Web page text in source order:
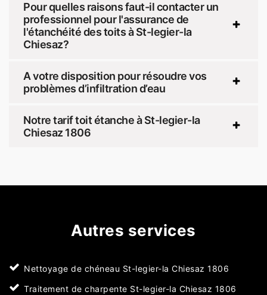
Pour quelles raisons faut-il contacter un
professionnel pour l'assurance de
l'étanchéité des toits à St-legier-la
Chiesaz?
A votre disposition pour résoudre vos
problèmes d’infiltration d’eau
Notre tarif toit étanche à St-legier-la
Chiesaz 1806
Autres services
Nettoyage de chéneau St-legier-la Chiesaz 1806
Traitement de charpente St-legier-la Chiesaz 1806